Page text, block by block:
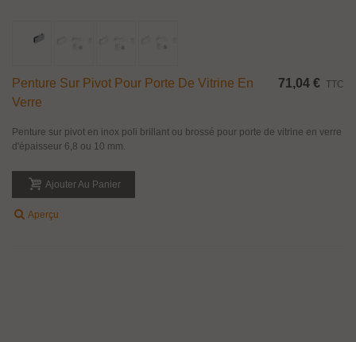
Penture Sur Pivot Pour Porte De Vitrine En
Verre
71,04 € TTC
Penture sur pivot en inox poli brillant ou brossé pour porte de vitrine en verre
d'épaisseur 6,8 ou 10 mm.
Ajouter Au Panier
Aperçu